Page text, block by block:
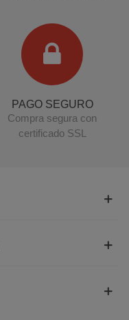
PAGO SEGURO
Compra segura con
certificado SSL